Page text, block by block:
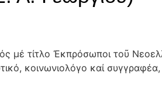
μέ τίτλο Ἐκπρόσωποι τοῦ
κοινωνιολόγο καί